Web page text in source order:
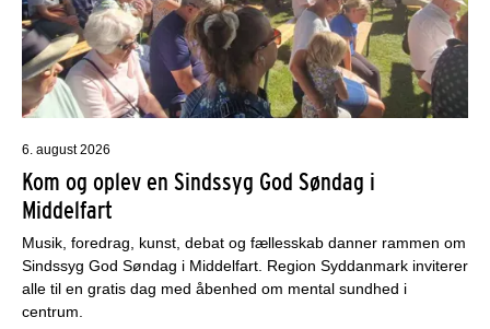
6. august 2026
Kom og oplev en Sindssyg God Søndag i
Middelfart
Musik, foredrag, kunst, debat og fællesskab danner rammen om
Sindssyg God Søndag i Middelfart. Region Syddanmark inviterer
alle til en gratis dag med åbenhed om mental sundhed i
centrum.